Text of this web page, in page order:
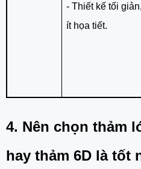
- Thiết kế tối giản,
ít họa tiết.
4. Nên chọn thảm
hay thảm 6D là tốt